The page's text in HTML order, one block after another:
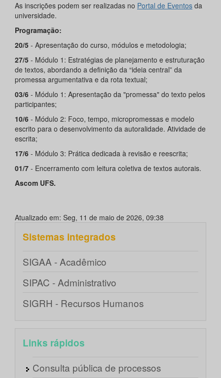
As inscrições podem ser realizadas no Portal de Eventos da
universidade.
Programação:
20/5 - Apresentação do curso, módulos e metodologia;
27/5 - Módulo 1: Estratégias de planejamento e estruturação
de textos, abordando a definição da “ideia central” da
promessa argumentativa e da rota textual;
03/6 - Módulo 1: Apresentação da "promessa" do texto pelos
participantes;
10/6 - Módulo 2: Foco, tempo, micropromessas e modelo
escrito para o desenvolvimento da autoralidade. Atividade de
escrita;
17/6 - Módulo 3: Prática dedicada à revisão e reescrita;
01/7 - Encerramento com leitura coletiva de textos autorais.
Ascom UFS.
Atualizado em: Seg, 11 de maio de 2026, 09:38
Sistemas integrados
SIGAA - Acadêmico
SIPAC - Administrativo
SIGRH - Recursos Humanos
Links rápidos
Consulta pública de processos